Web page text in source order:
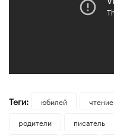
Теги: юбилей чтение
родители
писатель